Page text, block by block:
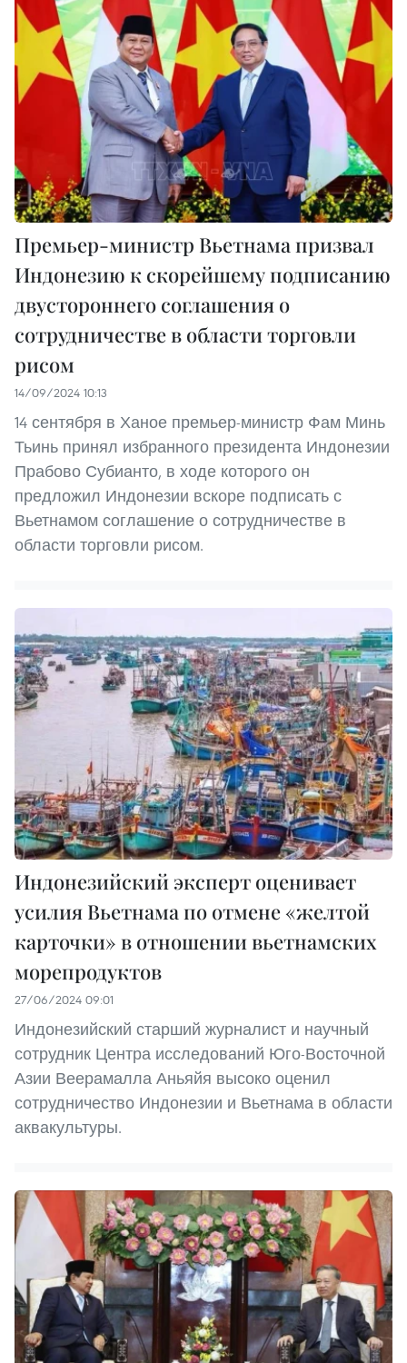
Премьер-министр Вьетнама призвал
Индонезию к скорейшему подписанию
двустороннего соглашения о
сотрудничестве в области торговли
рисом
14/09/2024 10:13
14 сентября в Ханое премьер-министр Фам Минь
Тьинь принял избранного президента Индонезии
Прабово Субианто, в ходе которого он
предложил Индонезии вскоре подписать с
Вьетнамом соглашение о сотрудничестве в
области торговли рисом.
Индонезийский эксперт оценивает
усилия Вьетнама по отмене «желтой
карточки» в отношении вьетнамских
морепродуктов
27/06/2024 09:01
Индонезийский старший журналист и научный
сотрудник Центра исследований Юго-Восточной
Азии Веерамалла Аньяйя высоко оценил
сотрудничество Индонезии и Вьетнама в области
аквакультуры.